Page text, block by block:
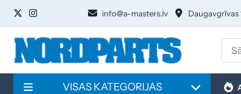
info@a-masters.lv Daugavgrīvas
VISAS KATEGORIJAS